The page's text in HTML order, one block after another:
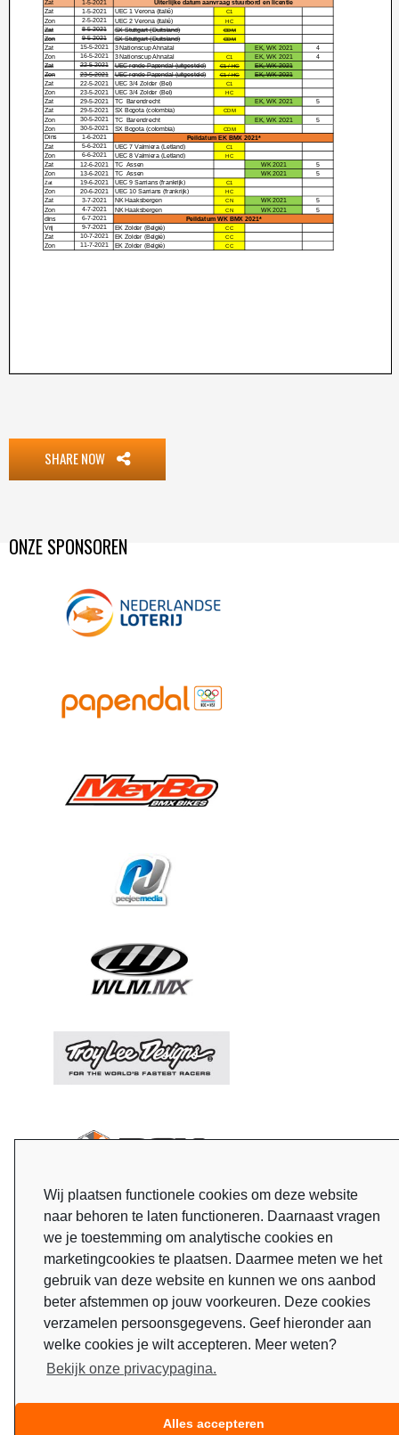
Wij plaatsen functionele cookies om deze website
naar behoren te laten functioneren. Daarnaast vragen
we je toestemming om analytische cookies en
marketingcookies te plaatsen. Daarmee meten we het
gebruik van deze website en kunnen we ons aanbod
beter afstemmen op jouw voorkeuren. Deze cookies
verzamelen persoonsgegevens. Geef hieronder aan
welke cookies je wilt accepteren. Meer weten?
Bekijk onze privacypagina.
Alles accepteren
SHARE NOW
ONZE SPONSOREN